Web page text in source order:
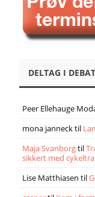
DELTAG I
Peer Ellehauge
mona jannecktil
Maja Svanborgtil
sikkert med
Lise Matthiasen til